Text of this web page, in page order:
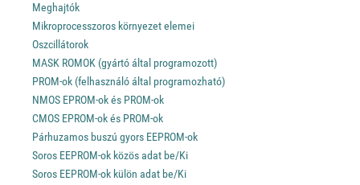
Meghajtók
Mikroprocesszoros környezet elemei
Oszcillátorok
MASK ROMOK (gyártó által programozott)
PROM-ok (felhasználó által programozható)
NMOS EPROM-ok és PROM-ok
CMOS EPROM-ok és PROM-ok
Párhuzamos buszú gyors EEPROM-ok
Soros EEPROM-ok közös adat be/Ki
Soros EEPROM-ok külön adat be/Ki